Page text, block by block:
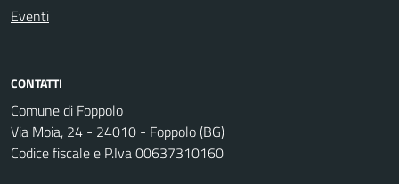
Eventi
CONTATTI
Comune di Foppolo
Via Moia, 24 - 24010 - Foppolo (BG)
Codice fiscale e P.Iva 00637310160